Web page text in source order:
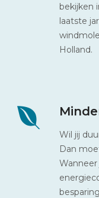
bekijken
laatste
Holland.
Wil jij
Dan
Wanneer